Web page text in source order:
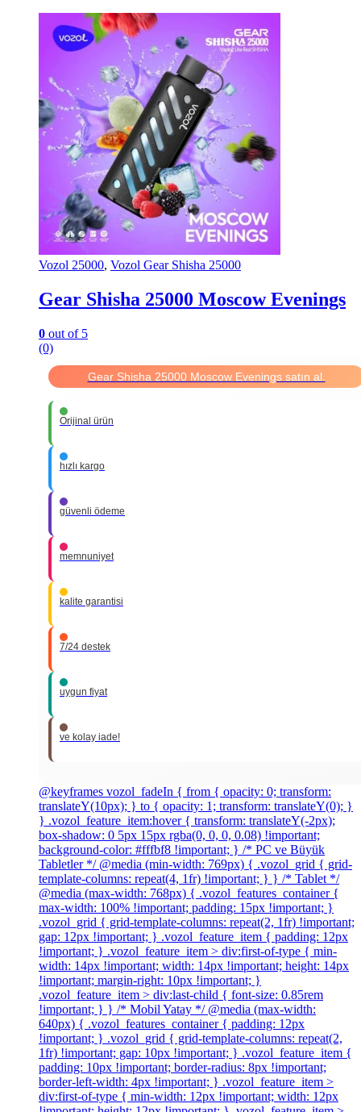
Vozol 25000, Vozol Gear Shisha 25000
Gear Shisha 25000 Moscow Evenings
0 out of 5
(0)
Gear Shisha 25000 Moscow Evenings satın al.
Orijinal ürün
hızlı kargo
güvenli ödeme
memnuniyet
kalite garantisi
7/24 destek
uygun fiyat
ve kolay iade!
@keyframes vozol_fadeIn { from { opacity: 0; transform:
translateY(10px); } to { opacity: 1; transform: translateY(0); }
} .vozol_feature_item:hover { transform: translateY(-2px);
box-shadow: 0 5px 15px rgba(0, 0, 0, 0.08) !important;
background-color: #fffbf8 !important; } /* PC ve Büyük
Tabletler */ @media (min-width: 769px) { .vozol_grid { grid-
template-columns: repeat(4, 1fr) !important; } } /* Tablet */
@media (max-width: 768px) { .vozol_features_container {
max-width: 100% !important; padding: 15px !important; }
.vozol_grid { grid-template-columns: repeat(2, 1fr) !important;
gap: 12px !important; } .vozol_feature_item { padding: 12px
!important; } .vozol_feature_item > div:first-of-type { min-
width: 14px !important; width: 14px !important; height: 14px
!important; margin-right: 10px !important; }
.vozol_feature_item > div:last-child { font-size: 0.85rem
!important; } } /* Mobil Yatay */ @media (max-width:
640px) { .vozol_features_container { padding: 12px
!important; } .vozol_grid { grid-template-columns: repeat(2,
1fr) !important; gap: 10px !important; } .vozol_feature_item {
padding: 10px !important; border-radius: 8px !important;
border-left-width: 4px !important; } .vozol_feature_item >
div:first-of-type { min-width: 12px !important; width: 12px